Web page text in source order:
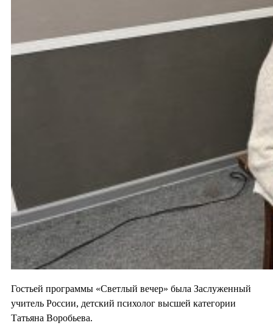
Гостьей программы «Светлый вечер» была Заслуженный
учитель России, детский психолог высшей категории
Татьяна Воробьева.